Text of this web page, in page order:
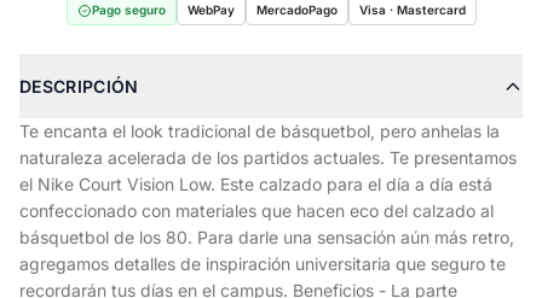
Pago seguro WebPay MercadoPago Visa · Mastercard
DESCRIPCIÓN
Te encanta el look tradicional de básquetbol, pero anhelas la
naturaleza acelerada de los partidos actuales. Te presentamos
el Nike Court Vision Low. Este calzado para el día a día está
confeccionado con materiales que hacen eco del calzado al
básquetbol de los 80. Para darle una sensación aún más retro,
agregamos detalles de inspiración universitaria que seguro te
recordarán tus días en el campus. Beneficios - La parte